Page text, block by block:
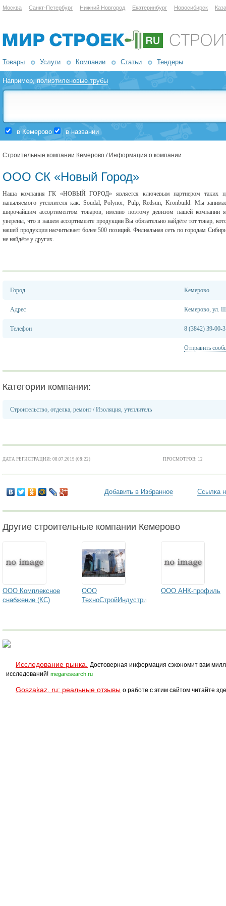
Москва Санкт-Петербург Нижний Новгород Екатеринбург Новосибирск
Товары Услуги Компании Статьи Тендеры
Например,полиэтиленовые трубы
в Кемерово в названии
Строительные компании Кемерово / Информация о компании
ООО СК «Новый Город»
Наша компания ГК «НОВЫЙ ГОРОД» является ключевым партнером таких
напыляемого утеплителя как: Soudal, Polynor, Pulp, Redsun, Kronbuild. Мы
широчайшим ассортиментом товаров, именно поэтому девизом нашей компании
уверены, что в нашем ассортименте продукции Вы обязательно найдёте тот товар,
нашей продукции насчитывает более 500 позиций. Филиальная сеть по городам
не найдёте у других.
Город Кемерово
Адрес Кемерово, ул.
Телефон 8 (3842) 39-00-
Отправить
Категории компании:
Строительство, отделка, ремонт /Изоляция, утеплитель
ДАТА РЕГИСТРАЦИИ: 08.07.2019 (08:22) ПРОСМОТРОВ: 12
Добавить в Избранное Ссылка
Другие строительные компании Кемерово
ООО Комплексное
снабжение (КС)
ООО
ТехноСтройИндустрия
ООО АНК-профиль
Исследование рынка.
Достоверная информация сэкономит вам
исследований! megaresearch.ru
Goszakaz. ru: реальные отзывы о работе с этим сайтом читайте